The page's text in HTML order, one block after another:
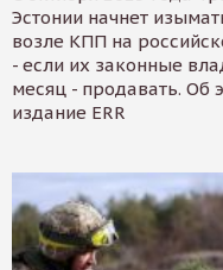
Эстонии начнет
возле КПП на
- если их законные
месяц - продавать. Об
издание ERR